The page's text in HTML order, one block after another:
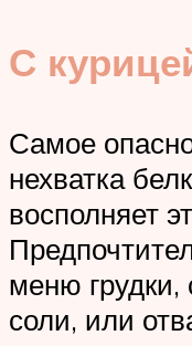
С
Самое
нехватка
восполняет
меню грудки,
соли, или